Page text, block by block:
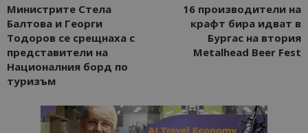
Министрите Стела
Балтова и Георги
Тодоров се срещнаха с
представители на
Националния борд по
туризъм
16 производители на
крафт бира идват в
Бургас на втория
Metalhead Beer Fest